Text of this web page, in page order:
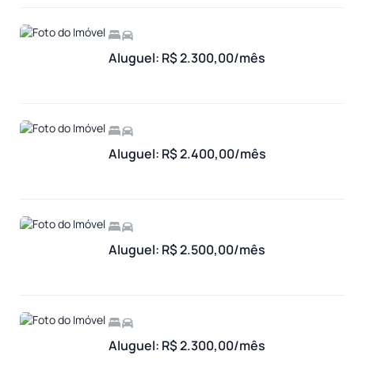
Aluguel: R$ 2.300,00/mês
Aluguel: R$ 2.400,00/mês
Aluguel: R$ 2.500,00/mês
Aluguel: R$ 2.300,00/mês